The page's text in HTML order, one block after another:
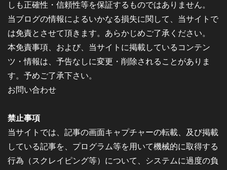
しも正確性・信頼性等を保証するものではありません。
当ブログの情報によるいかなる損失に関して、当サイトで
は免責とさせて頂きます。あらかじめご了承ください。
本免責事項、および、当サイトに掲載しているコンテン
ツ・情報は、予告なしに変更・削除されることがありま
す。予めご了承下さい。
お問い合わせ
禁止事項
当サイトでは、記事の画面キャプチャーの転載、及び掲載
している記事を、プログラム等を用いて機械的に取得する
行為（スクレイピング等）について、システムに過度の負